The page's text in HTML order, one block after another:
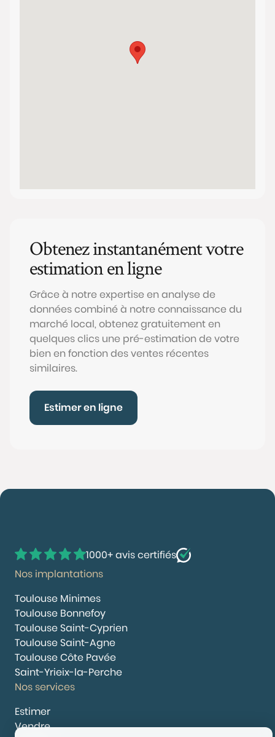
Obtenez instantanément votre
estimation en ligne
Grâce à notre expertise en analyse de
données combiné à notre connaissance du
marché local, obtenez gratuitement en
quelques clics une pré-estimation de votre
bien en fonction des ventes récentes
similaires.
Estimer en ligne
1000+ avis certifiés
Nos implantations
Toulouse Minimes
Toulouse Bonnefoy
Toulouse Saint-Cyprien
Toulouse Saint-Agne
Toulouse Côte Pavée
Saint-Yrieix-la-Perche
Nos services
Estimer
Vendre